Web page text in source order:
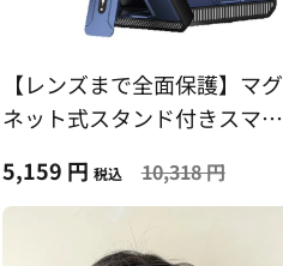
【レンズまで全面保護】マグ
ネット式スタンド付きスマホ
5,159 円 税込 10,318 円